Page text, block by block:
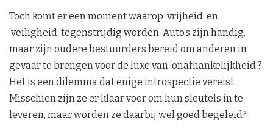
Toch komt er een moment waarop ‘vrijheid’ en
‘veiligheid’ tegenstrijdig worden. Auto’s zijn handig,
maar zijn oudere bestuurders bereid om anderen in
gevaar te brengen voor de luxe van ‘onafhankelijkheid’?
Het is een dilemma dat enige introspectie vereist.
Misschien zijn ze er klaar voor om hun sleutels in te
leveren, maar worden ze daarbij wel goed begeleid?